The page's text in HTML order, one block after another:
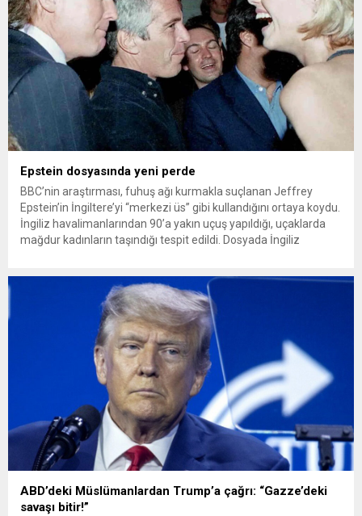
Epstein dosyasında yeni perde
BBC’nin araştırması, fuhuş ağı kurmakla suçlanan Jeffrey
Epstein’in İngiltere’yi “merkezi üs” gibi kullandığını ortaya koydu.
İngiliz havalimanlarından 90’a yakın uçuş yapıldığı, uçaklarda
mağdur kadınların taşındığı tespit edildi. Dosyada İngiliz
gündeme geldi. Çocuk istismarı ve...
ABD’deki Müslümanlardan Trump’a çağrı: “Gazze’deki
savaşı bitir!”